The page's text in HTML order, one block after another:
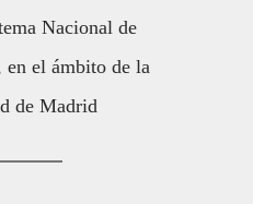
Nacional de
el ámbito de la
de Madrid